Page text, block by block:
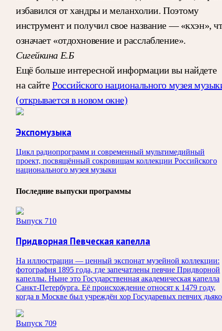
избавился от хандры и меланхолии. Поэтому
инструмент и получил свое название — «кхэн»,
означает «отдохновение и расслабление».
Сигейкина Е.Б
Ещё больше интересной информации вы найдете
на сайтеРоссийского национального музея
(открывается в новом окне)
Экспомузыка
Цикл радиопрограмм и современный мультимедийный
проект, посвящённый сокровищам коллекции Российского
национального музея музыки
Последние выпуски программы
Выпуск 710
Придворная Певческая капелла
На иллюстрации — ценный экспонат музейной коллекции:
фотография 1895 года, где запечатлены певчие Придворной
капеллы. Ныне это Государственная академическая капелла
Санкт‑Петербурга. Её происхождение относят к 1479 году,
когда в Москве был учреждён хор Государевых певчих
Выпуск 709